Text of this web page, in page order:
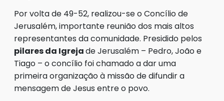
Por volta de 49-52, realizou-se o Concílio de
Jerusalém, importante reunião dos mais altos
representantes da comunidade. Presidido pelos
pilares da Igrejade Jerusalém – Pedro, João e
Tiago – o concílio foi chamado a dar uma
primeira organização à missão de difundir a
mensagem de Jesus entre o povo.